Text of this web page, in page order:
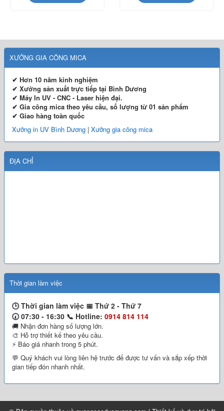
XƯỞNG GIA CÔNG MICA
✔ Hơn 10 năm kinh nghiệm
✔ Xưởng sản xuất trực tiếp tại Bình Dương
✔ Máy In UV - CNC - Laser hiện đại.
✔ Gia công mica theo yêu cầu, số lượng từ 01 sản phẩm
✔ Giao hàng toàn quốc
Xưởng in UV Bình Dương | Xưởng gia công mica
ĐỊA CHỈ
Thời gian làm việc
🕒 Thời gian làm việc 📅 Thứ 2 - Thứ 7
🕢 07:30 - 16:30 📞 Hotline: 0914 814 114
🚚 Nhận đơn hàng số lượng lớn.
🎨 Hỗ trợ thiết kế theo yêu cầu.
⚡ Báo giá nhanh trong 5 phút.
💬 Quý khách vui lòng liên hệ trước để được tư vấn và sắp xếp thời
gian tiếp đón nhanh nhất.